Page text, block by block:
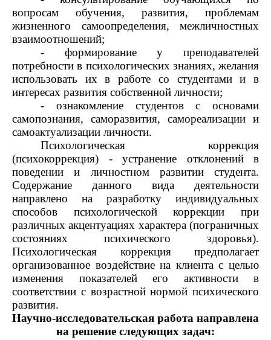
вопросам обучения, развития, проблемам
жизненного самоопределения, межличностных
взаимоотношений;
- формирование у преподавателей
потребности в психологических знаниях, желания
использовать их в работе со студентами и в
интересах развития собственной личности;
- ознакомление студентов с основами
самопознания, саморазвития, самореализации и
самоактуализации личности.
Психологическая коррекция
(психокоррекция) - устранение отклонений в
поведении и личностном развитии студента.
Содержание данного вида деятельности
направлено на разработку индивидуальных
способов психологической коррекции при
различных акцентуациях характера (пограничных
состояниях психического здоровья).
Психологическая коррекция предполагает
организованное воздействие на клиента с целью
изменения показателей его активности в
соответствии с возрастной нормой психического
развития.
Научно-исследовательская работа направлена
на решение следующих задач: